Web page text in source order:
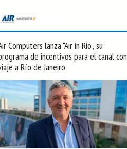
Computers lanza "Air in Rio", su
de incentivos para el canal con
a Río de Janeiro